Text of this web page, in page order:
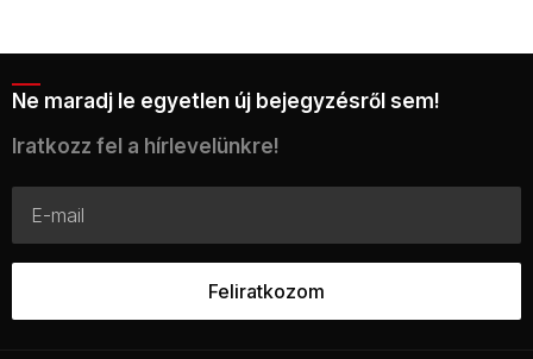
Ne maradj le egyetlen új bejegyzésről sem!
Iratkozz fel a hírlevelünkre!